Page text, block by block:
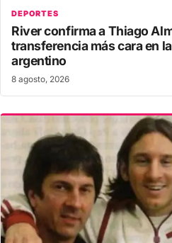
DEPORTES
River confirma a Thiago
transferencia más cara en
argentino
8 agosto, 2026